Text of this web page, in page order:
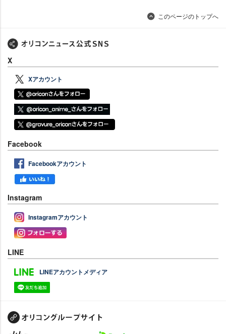
このページのトップへ
X
Xアカウント
Facebook
Facebookアカウント
Instagram
Instagramアカウント
LINE
LINEアカウントメディア